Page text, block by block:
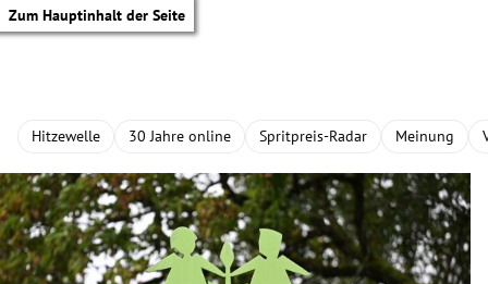
Zum Hauptinhalt der Seite
Hitzewelle 30 Jahre online Spritpreis-Radar Meinung